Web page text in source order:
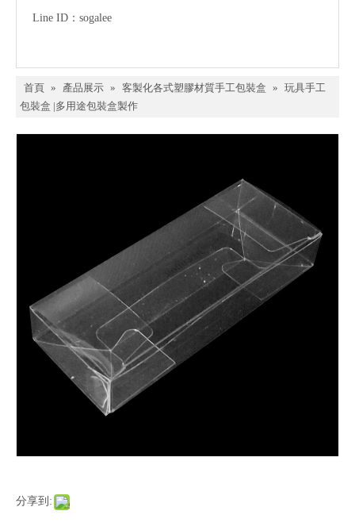
Line ID ： sogalee
首頁 » 產品展示 » 客製化各式塑膠材質手工包裝盒 » 玩具手工
包裝盒 |多用途包裝盒製作
分享到: